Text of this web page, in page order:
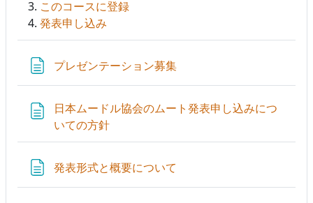
このコースに登録
発表申し込み
プレゼンテーション募集ページ
日本ムードル協会のムート発表申し込みにつ
いての方針ページ
発表形式と概要について